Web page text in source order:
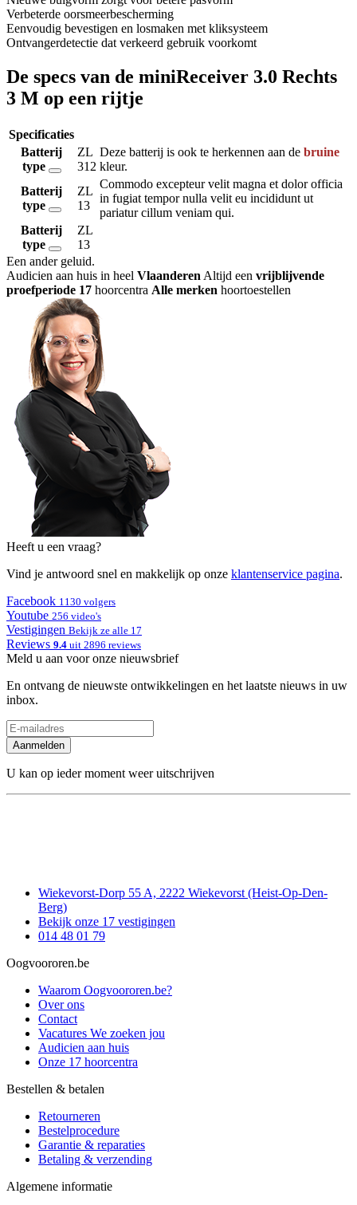
Verbeterde oorsmeerbescherming
Eenvoudig bevestigen en losmaken met kliksysteem
Ontvangerdetectie dat verkeerd gebruik voorkomt
De specs van de miniReceiver 3.0 Rechts
3 M op een rijtje
Specificaties
Batterij
type
ZL
312
Deze batterij is ook te herkennen aan de bruine
kleur.
Batterij
type
ZL
13
Commodo excepteur velit magna et dolor officia
in fugiat tempor nulla velit eu incididunt ut
pariatur cillum veniam qui.
Batterij
type
ZL
13
Een ander geluid.
Audicien aan huis in heel Vlaanderen Altijd een vrijblijvende
proefperiode 17 hoorcentra Alle merken hoortoestellen
Heeft u een vraag?
Vind je antwoord snel en makkelijk op onze klantenservice pagina.
Facebook 1130 volgers
Youtube 256 video's
Vestigingen Bekijk ze alle 17
Reviews 9.4 uit 2896 reviews
Meld u aan voor onze nieuwsbrief
En ontvang de nieuwste ontwikkelingen en het laatste nieuws in uw
inbox.
Aanmelden
U kan op ieder moment weer uitschrijven
Wiekevorst-Dorp 55 A, 2222 Wiekevorst (Heist-Op-Den-
Berg)
Bekijk onze 17 vestigingen
014 48 01 79
Oogvoororen.be
Waarom Oogvoororen.be?
Over ons
Contact
Vacatures We zoeken jou
Audicien aan huis
Onze 17 hoorcentra
Bestellen & betalen
Retourneren
Bestelprocedure
Garantie & reparaties
Betaling & verzending
Algemene informatie